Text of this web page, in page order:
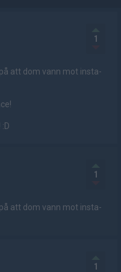
1
att dom vann mot insta-
:D
1
att dom vann mot insta-
1